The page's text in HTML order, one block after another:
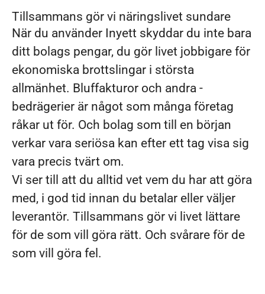
Tillsammans gör vi näringslivet sundare
När du använder Inyett skyddar du inte bara
ditt ­bolags pengar, du gör livet jobbigare för
ekonomiska brottslingar i största
allmänhet. Bluffakturor och andra ­
bedrägerier är något som många företag
råkar ut för. Och bolag som till en början
verkar vara seriösa kan ­efter ett tag visa sig
vara precis tvärt om.
Vi ser till att du alltid vet vem du har att göra
med, i god tid innan du betalar eller väljer
leverantör. Tillsammans gör vi livet lättare
för de som vill göra rätt. Och svårare för de
som vill göra fel.